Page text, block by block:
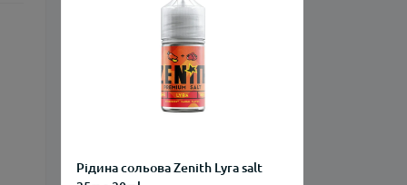
Рідина сольова Zenith Lyra salt